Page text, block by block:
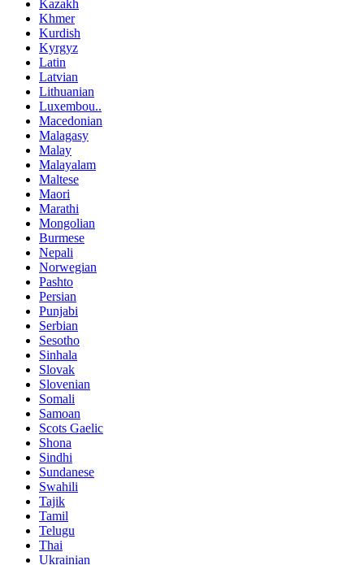
Kazakh
Khmer
Kurdish
Kyrgyz
Latin
Latvian
Lithuanian
Luxembou..
Macedonian
Malagasy
Malay
Malayalam
Maltese
Maori
Marathi
Mongolian
Burmese
Nepali
Norwegian
Pashto
Persian
Punjabi
Serbian
Sesotho
Sinhala
Slovak
Slovenian
Somali
Samoan
Scots Gaelic
Shona
Sindhi
Sundanese
Swahili
Tajik
Tamil
Telugu
Thai
Ukrainian